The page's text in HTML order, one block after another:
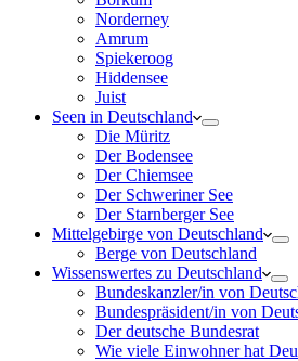
Norderney
Amrum
Spiekeroog
Hiddensee
Juist
Seen in Deutschland
Die Müritz
Der Bodensee
Der Chiemsee
Der Schweriner See
Der Starnberger See
Mittelgebirge von Deutschland
Berge von Deutschland
Wissenswertes zu Deutschland
Bundeskanzler/in von
Bundespräsident/in von
Der deutsche Bundesrat
Wie viele Einwohner hat